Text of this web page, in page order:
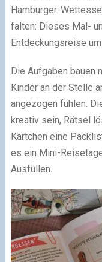
Hamburger-
falten: Dieses Mal-
Entdeckungsreise
Die Aufgaben bauen
Kinder an der Stelle
angezogen fühlen.
kreativ sein, Rätsel
Kärtchen eine
es ein Mini-
Ausfüllen.